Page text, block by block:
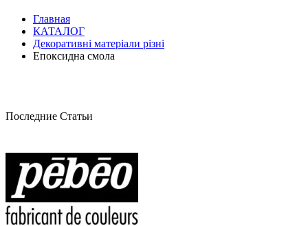
Главная
КАТАЛОГ
Декоративні матеріали різні
Епоксидна смола
Последние Статьи